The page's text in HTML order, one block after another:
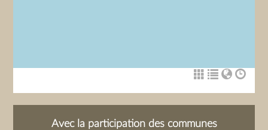
Avec la participation des communes